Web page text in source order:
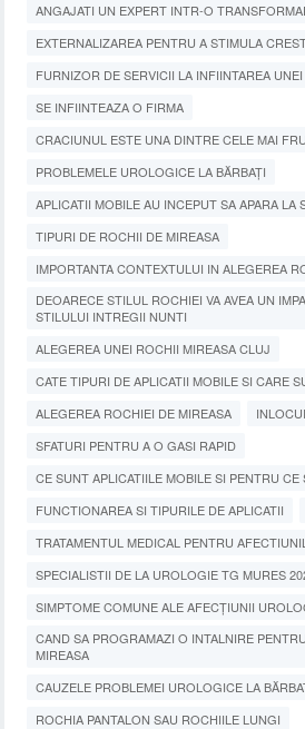
ANGAJATI UN EXPERT INTR-O
EXTERNALIZAREA PENTRU A STIMULA
FURNIZOR DE SERVICII LA INFIINTAREA UNEI
SE INFIINTEAZA O FIRMA
CRACIUNUL ESTE UNA DINTRE CELE MAI
PROBLEMELE UROLOGICE LA BĂRBAȚI
APLICATII MOBILE AU INCEPUT SA APARA LA
TIPURI DE ROCHII DE MIREASA
IMPORTANTA CONTEXTULUI IN ALEGEREA
DEOARECE STILUL ROCHIEI VA AVEA UN
STILULUI INTREGII NUNTI
ALEGEREA UNEI ROCHII MIREASA CLUJ
CATE TIPURI DE APLICATII MOBILE SI CARE
ALEGEREA ROCHIEI DE MIREASA
SFATURI PENTRU A O GASI RAPID
CE SUNT APLICATIILE MOBILE SI PENTRU CE
FUNCTIONAREA SI TIPURILE DE APLICATII
TRATAMENTUL MEDICAL PENTRU
SPECIALISTII DE LA UROLOGIE TG MURES
SIMPTOME COMUNE ALE AFECȚIUNII
CAND SA PROGRAMAZI O INTALNIRE
MIREASA
CAUZELE PROBLEMEI UROLOGICE LA
ROCHIA PANTALON SAU ROCHIILE LUNGI